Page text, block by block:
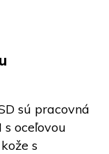
sú pracovná
s oceľovou
s